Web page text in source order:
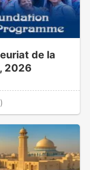
de la
2026